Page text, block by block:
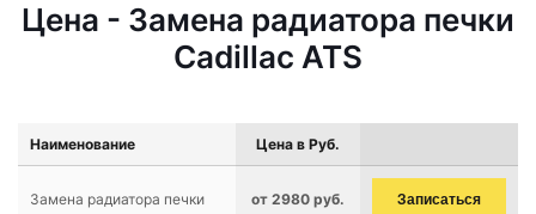
Цена - Замена радиатора печки
Cadillac ATS
Наименование Цена в Руб.
Замена радиатора печки от 2980 руб. Записаться